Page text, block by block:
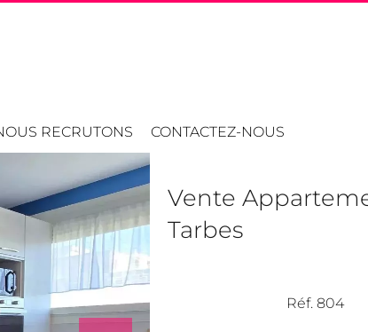
RECRUTONS CONTACTEZ-NOUS
Vente
Tarbes
Réf. 804